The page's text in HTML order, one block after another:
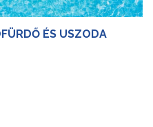
ÉS USZODA